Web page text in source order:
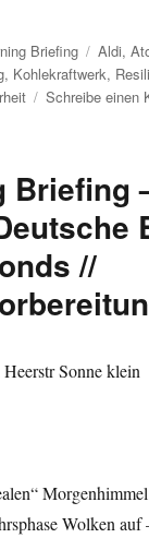
Briefing Aldi,
, Kohlekraftwerk,
Schreibe einen
Briefing
//
Wolken